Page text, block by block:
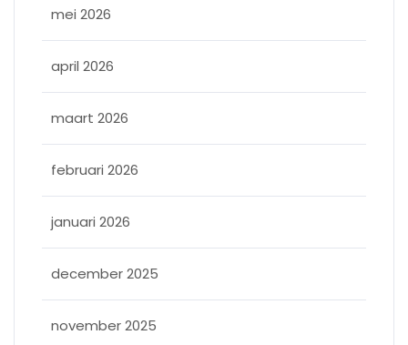
mei 2026
april 2026
maart 2026
februari 2026
januari 2026
december 2025
november 2025